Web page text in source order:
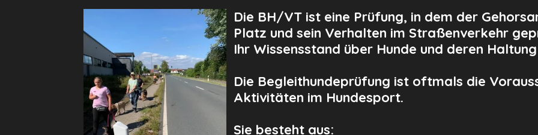
Die BH/VT ist eine Prüfung, in dem der
Platz und sein Verhalten im Straßenverkehr
Ihr Wissensstand über Hunde und deren
Die Begleithundeprüfung ist oftmals die
Aktivitäten im Hundesport.
Sie besteht aus: